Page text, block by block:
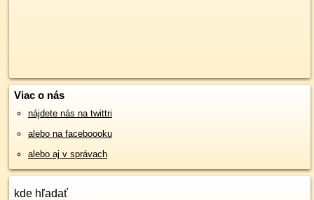
Viac o nás
nájdete nás na twittri
alebo na faceboooku
alebo aj v správach
kde hľadať